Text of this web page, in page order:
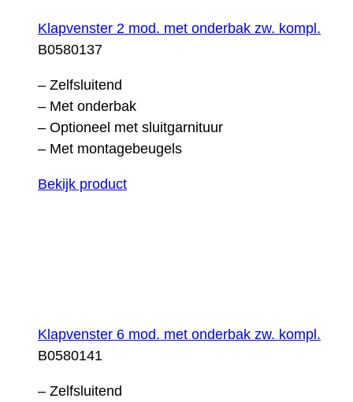
Klapvenster 2 mod. met onderbak zw. kompl.
B0580137
– Zelfsluitend
– Met onderbak
– Optioneel met sluitgarnituur
– Met montagebeugels
Bekijk product
Klapvenster 6 mod. met onderbak zw. kompl.
B0580141
– Zelfsluitend